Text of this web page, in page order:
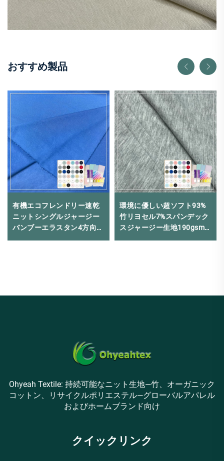
おすすめ製品
有機エコフレンドリー速乾
ニットシングルジャージー
バンブーエラスタン4方向ス
環境に優しい超ソフト93%
竹リヨセル7%スパンデック
スジャージー生地190gsm
Ohyeah Textile: 持続可能なニット生地—竹、オーガニック
コットン、リサイクルポリエステル—グローバルアパレル
およびホームブランド向け
クイックリンク